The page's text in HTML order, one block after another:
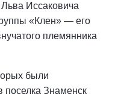
Иссаковича
«Клен» — его
племянника
были
поселка Знаменск